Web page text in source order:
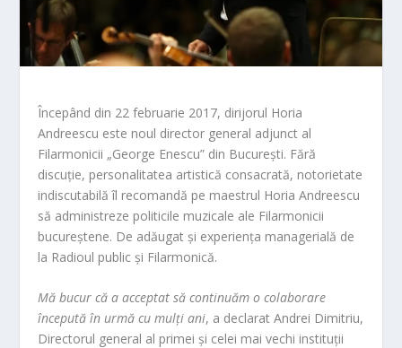
Începând din 22 februarie 2017, dirijorul Horia
Andreescu este noul director general adjunct al
Filarmonicii „George Enescu” din București. Fără
discuție, personalitatea artistică consacrată, notorietate
indiscutabilă îl recomandă pe maestrul Horia Andreescu
să administreze politicile muzicale ale Filarmonicii
bucureștene. De adăugat și experiența managerială de
la Radioul public și Filarmonică.
Mă bucur că a acceptat să continuăm o colaborare
începută în urmă cu mulți ani, a declarat Andrei Dimitriu,
Directorul general al primei și celei mai vechi instituții